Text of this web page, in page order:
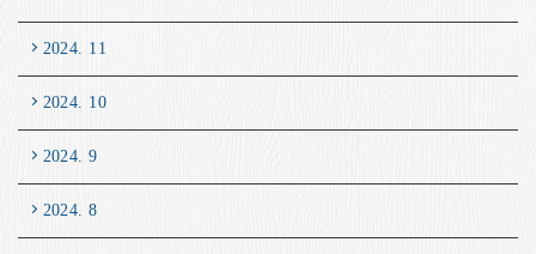
2024. 11
2024. 10
2024. 9
2024. 8